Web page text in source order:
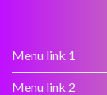
Menu link 1
Menu link 2